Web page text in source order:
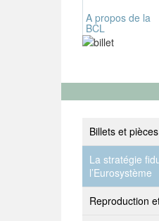
A propos de la
BCL
Billets et pièces
La stratégie
l’Eurosystème
Reproduction